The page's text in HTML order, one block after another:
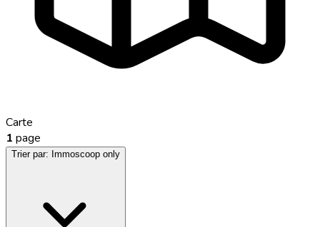
Carte
1 page
Trier par: Immoscoop only